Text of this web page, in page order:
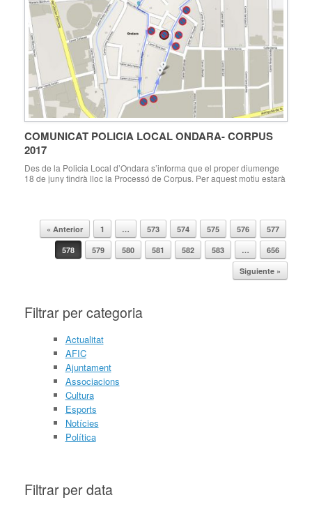
COMUNICAT POLICIA LOCAL ONDARA- CORPUS
2017
Des de la Policia Local d’Ondara s’informa que el proper diumenge
18 de juny tindrà lloc la Processó de Corpus. Per aquest motiu estarà
Navegador de artículos
« Anterior 1 … 573 574 575 576
577
578
579 580 581 582 583 …
656
Siguiente »
Filtrar per categoria
Actualitat
AFIC
Ajuntament
Associacions
Cultura
Esports
Notícies
Política
Filtrar per data